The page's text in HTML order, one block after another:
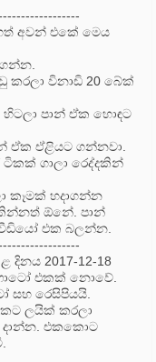
අවන් එකේ මෙය
කරලා විනාඩි 20 බේක්
පාන් ඒක හොඳට
ඒක ඒළියට ගන්නවා.
ගාලා රෙද්දකින්
කෑමක් හදාගන්න
ඕනේ. පාන්
එක බලන්න.
2017-12-18
එකක් නොවේ.
සහ රෙසිපියයි.
ලයික් කරලා
දාන්න. එකකොට